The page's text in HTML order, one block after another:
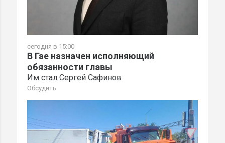
сегодня в 15:00
В Гае назначен исполняющий
обязанности главы
Им стал Сергей Сафинов
Обсудить